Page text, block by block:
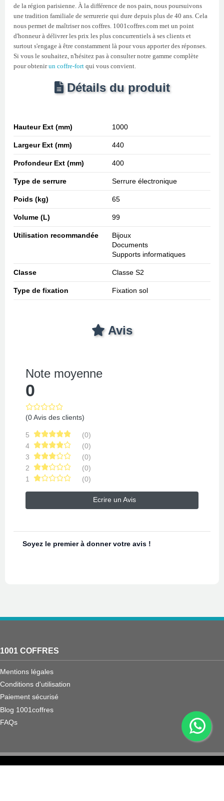
de la région parisienne. À la différence de nos pairs, nous poursuivons
une tradition familiale de serrurerie qui dure depuis plus de 40 ans. Cela
nous permet de maîtriser nos coffres. 1001coffres.com met un point
d'honneur à délivrer les prix les plus concurrentiels à ses clients et
surtout s'engage à être constamment là pour vous apporter des réponses.
Si vous le souhaitez, n'hésitez pas à consulter notre gamme complète
pour obtenirun coffre-fort qui vous convient.
Détails du produit
Hauteur Ext (mm) 1000
Largeur Ext (mm) 440
Profondeur Ext (mm) 400
Type de serrure Serrure électronique
Poids (kg) 65
Volume (L) 99
Utilisation recommandée
Bijoux
Documents
Supports informatiques
Classe Classe S2
Type de fixation Fixation sol
Avis
Note moyenne
0
(0 Avis des clients)
5
(0)
4
(0)
3
(0)
2
(0)
1
(0)
Ecrire un Avis
Soyez le premier à donner votre avis !
1001 COFFRES
Mentions légales
Conditions d'utilisation
Paiement sécurisé
Blog 1001coffres
FAQs